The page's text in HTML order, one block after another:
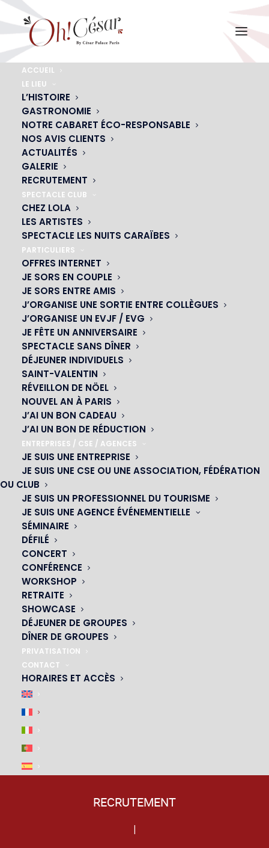
ACCUEIL
LE LIEU
L’HISTOIRE
GASTRONOMIE
NOTRE CABARET ÉCO-RESPONSABLE
NOS AVIS CLIENTS
ACTUALITÉS
GALERIE
RECRUTEMENT
SPECTACLE CLUB
CHEZ LOLA
LES ARTISTES
SPECTACLE LES NUITS CARAÏBES
PARTICULIERS
OFFRES INTERNET
JE SORS EN COUPLE
JE SORS ENTRE AMIS
J’ORGANISE UNE SORTIE ENTRE COLLÈGUES
J’ORGANISE UN EVJF / EVG
JE FÊTE UN ANNIVERSAIRE
SPECTACLE SANS DÎNER
DÉJEUNER INDIVIDUELS
SAINT-VALENTIN
RÉVEILLON DE NÖEL
NOUVEL AN À PARIS
J’AI UN BON CADEAU
J’AI UN BON DE RÉDUCTION
ENTREPRISES / CSE / AGENCES
JE SUIS UNE ENTREPRISE
JE SUIS UNE CSE OU UNE ASSOCIATION, FÉDÉRATION
OU CLUB
JE SUIS UN PROFESSIONNEL DU TOURISME
JE SUIS UNE AGENCE ÉVÉNEMENTIELLE
SÉMINAIRE
DÉFILÉ
CONCERT
CONFÉRENCE
WORKSHOP
RETRAITE
SHOWCASE
DÉJEUNER DE GROUPES
DÎNER DE GROUPES
PRIVATISATION
CONTACT
HORAIRES ET ACCÈS
Accueil Chloé Gardiol
OH! CÉSAR
|
23 avenue du Maine 75015 PARIS
01 45 44 46 20
ACCÈS & PARKING
M4, M6, M12, M13
RECRUTEMENT
|